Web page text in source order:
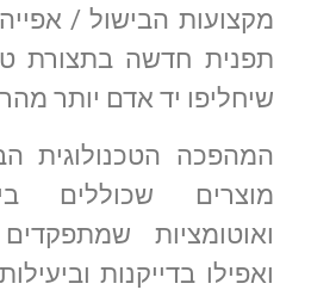
מקצועות הבישול /
תפנית חדשה בתצורת
שיחליפו יד אדם יותר
המהפכה הטכנולוגית
מוצרים שכוללים
ואוטומציות
ואפילו בדייקנות